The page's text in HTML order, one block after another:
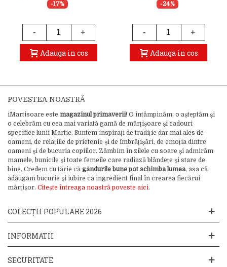
-17%
- +
Adauga in cos
-24%
- +
Adauga in cos
POVESTEA NOASTRĂ
iMartisoare este magazinul primăverii! O întâmpinăm, o așteptăm și
o celebrăm cu cea mai variată gamă de mărțișoare și cadouri
specifice lunii Martie. Suntem inspirați de tradiție dar mai ales de
oameni, de relațiile de prietenie și de îmbrățișări, de emoția dintre
oameni și de bucuria copiilor. Zâmbim în zilele cu soare și admirăm
mamele, bunicile și toate femeile care radiază blândețe și stare de
bine. Credem cu tărie că gândurile bune pot schimba lumea, asa că
adăugăm bucurie și iubire ca ingredient final în crearea fiecărui
mărțișor. Citește întreaga noastră poveste aici.
COLECȚII POPULARE 2026
INFORMATII
SECURITATE